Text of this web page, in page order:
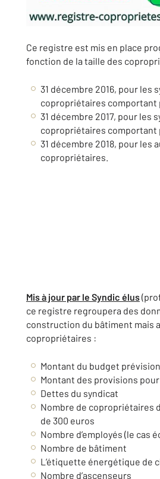
Ce registre est mis en place
fonction de la taille des
31 décembre 2016, pour les
copropriétaires comportant
31 décembre 2017, pour les
copropriétaires comportant
31 décembre 2018, pour les
copropriétaires.
Mis à jour par le Syndic élus
ce registre regroupera des
construction du bâtiment mais
copropriétaires :
Montant du budget
Montant des provisions
Dettes du syndicat
Nombre de copropriétaires
de 300 euros
Nombre d’employés (le cas
Nombre de bâtiment
L’étiquette énergétique de
Nombre d’ascenseurs